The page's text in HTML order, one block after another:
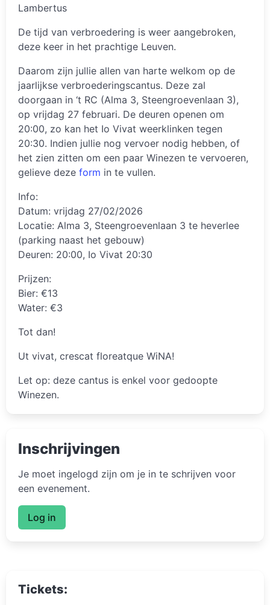
Lambertus
De tijd van verbroedering is weer aangebroken,
deze keer in het prachtige Leuven.
Daarom zijn jullie allen van harte welkom op de
jaarlijkse verbroederingscantus. Deze zal
doorgaan in ‘t RC (Alma 3, Steengroevenlaan 3),
op vrijdag 27 februari. De deuren openen om
20:00, zo kan het Io Vivat weerklinken tegen
20:30. Indien jullie nog vervoer nodig hebben, of
het zien zitten om een paar Winezen te vervoeren,
gelieve deze form in te vullen.
Info:
Datum: vrijdag 27/02/2026
Locatie: Alma 3, Steengroevenlaan 3 te heverlee
(parking naast het gebouw)
Deuren: 20:00, Io Vivat 20:30
Prijzen:
Bier: €13
Water: €3
Tot dan!
Ut vivat, crescat floreatque WiNA!
Let op: deze cantus is enkel voor gedoopte
Winezen.
Inschrijvingen
Je moet ingelogd zijn om je in te schrijven voor
een evenement.
Log in
Tickets: